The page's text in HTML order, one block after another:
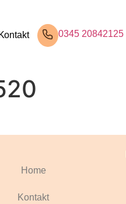
Kontakt 0345 20842125
Home
Kontakt